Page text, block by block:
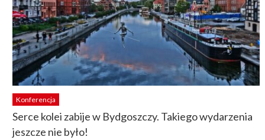
Konferencja
Serce kolei zabije w Bydgoszczy. Takiego wydarzenia
jeszcze nie było!